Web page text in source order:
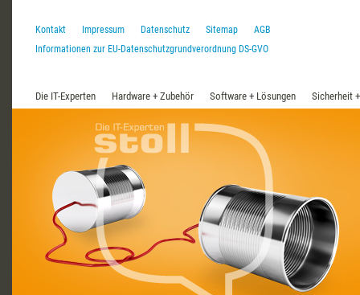
Kontakt Impressum Datenschutz Sitemap
AGB
Informationen zur EU-Datenschutzgrundverordnung DS-GVO
Die IT-Experten Hardware + Zubehör Software + Lösungen Sicherheit